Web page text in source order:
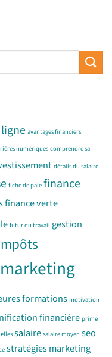
avantages financiers
numériques comprendre sa
détails du salaire
fiche de paie finance
finance verte
futur du travail gestion
marketing
formations motivation
financièreprime
salaire salaire moyen seo
stratégies marketing